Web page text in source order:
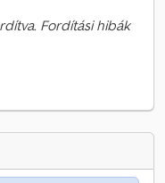
Fordítási hibák